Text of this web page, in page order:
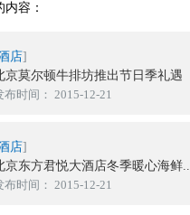
容：
店]
京莫尔顿牛排坊推出节日季礼遇
布时间： 2015-12-21
店]
京东方君悦大酒店冬季暖心海鲜..
布时间： 2015-12-21